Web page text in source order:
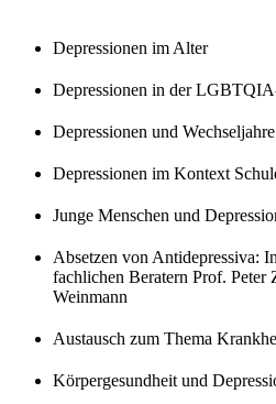
Depressionen im Alter
Depressionen in der
Depressionen und Wechseljahre
Depressionen im Kontext
Junge Menschen und
Absetzen von Antidepressiva:
fachlichen Beratern Prof. Peter
Weinmann
Austausch zum Thema
Körpergesundheit und